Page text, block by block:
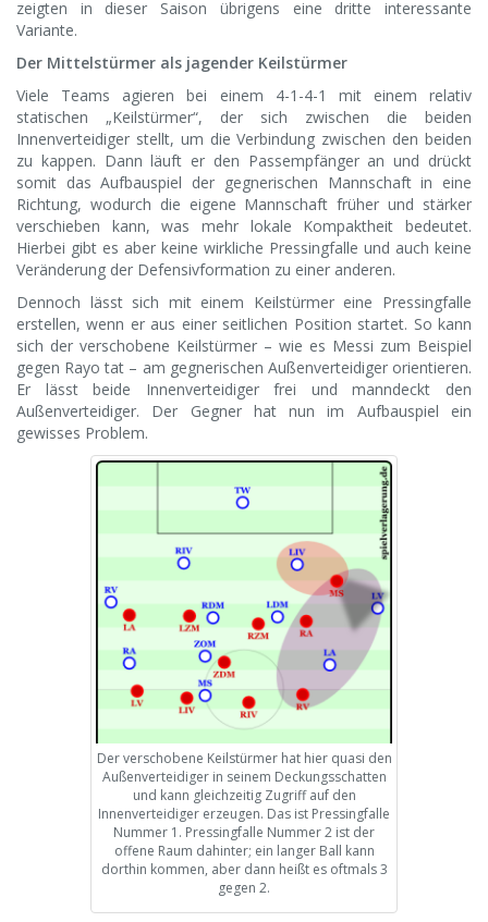
zeigten in dieser Saison übrigens eine dritte interessante
Variante.
Der Mittelstürmer als jagender Keilstürmer
Viele Teams agieren bei einem 4-1-4-1 mit einem relativ
statischen „Keilstürmer“, der sich zwischen die beiden
Innenverteidiger stellt, um die Verbindung zwischen den beiden
zu kappen. Dann läuft er den Passempfänger an und drückt
somit das Aufbauspiel der gegnerischen Mannschaft in eine
Richtung, wodurch die eigene Mannschaft früher und stärker
verschieben kann, was mehr lokale Kompaktheit bedeutet.
Hierbei gibt es aber keine wirkliche Pressingfalle und auch keine
Veränderung der Defensivformation zu einer anderen.
Dennoch lässt sich mit einem Keilstürmer eine Pressingfalle
erstellen, wenn er aus einer seitlichen Position startet. So kann
sich der verschobene Keilstürmer – wie es Messi zum Beispiel
gegen Rayo tat – am gegnerischen Außenverteidiger orientieren.
Er lässt beide Innenverteidiger frei und manndeckt den
Außenverteidiger. Der Gegner hat nun im Aufbauspiel ein
gewisses Problem.
Der verschobene Keilstürmer hat hier quasi den
Außenverteidiger in seinem Deckungsschatten
und kann gleichzeitig Zugriff auf den
Innenverteidiger erzeugen. Das ist Pressingfalle
Nummer 1. Pressingfalle Nummer 2 ist der
offene Raum dahinter; ein langer Ball kann
dorthin kommen, aber dann heißt es oftmals 3
gegen 2.